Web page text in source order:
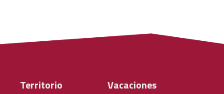
Territorio Vacaciones